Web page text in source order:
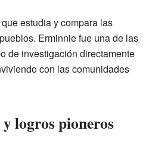
estudia y compara las
Erminnie fue una de las
de investigación directamente
con las comunidades
logros pioneros